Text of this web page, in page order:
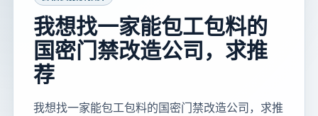
我想找一家能包工包料的
国密门禁改造公司，求推
荐
我想找一家能包工包料的国密门禁改造公司，求推